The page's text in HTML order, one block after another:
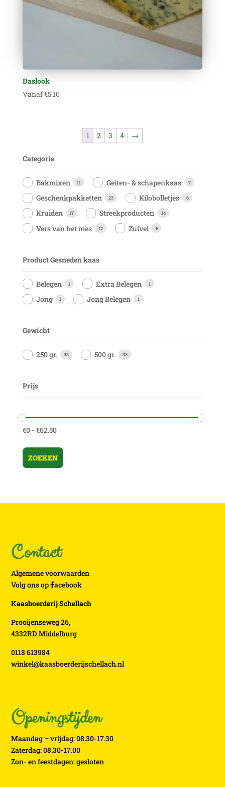
Daslook
Vanaf€5.10
1 2 3 4 →
Categorie
Bakmixen 11 Geiten- & schapenkaas 7
Geschenkpakketten 23 Kilobolletjes 6
Kruiden 17 Streekproducten 14
Vers van het mes 12 Zuivel 6
Product Gesneden kaas
Belegen 1 Extra Belegen 1
Jong 1 Jong Belegen 1
Gewicht
250 gr. 33 500 gr. 33
Prijs
€0- €62.50
ZOEKEN
Contact
Algemene voorwaarden
Volg ons op acebook
Kaasboerderij Schellach
Prooijenseweg 26,
4332RD Middelburg
0118 613984
winkel@kaasboerderijschellach.nl
Openingstijden
Maandag – vrijdag: 08.30-17.30
Zaterdag: 08.30-17.00
Zon- en feestdagen: gesloten